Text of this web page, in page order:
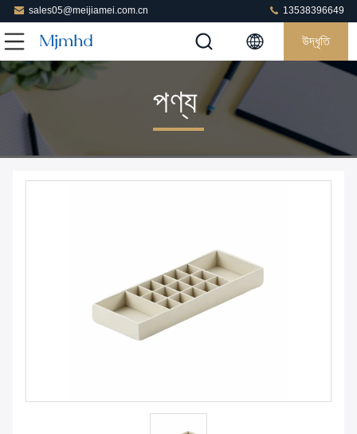
sales05@meijiamei.com.cn 13538396649
উদ্ধৃতি
পণ্য